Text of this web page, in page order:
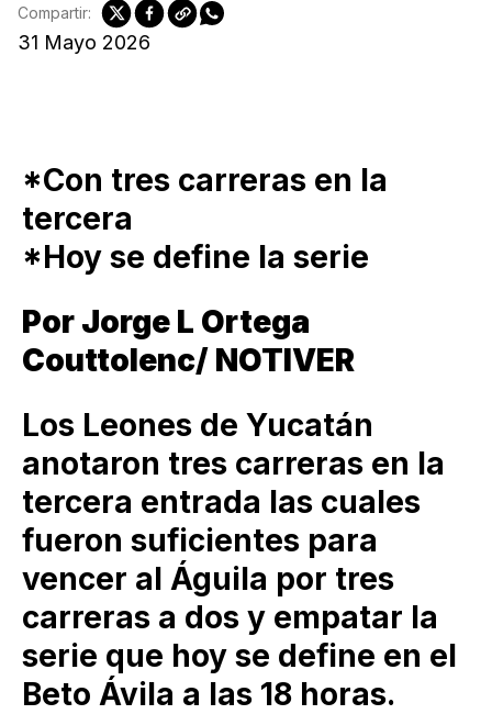
31 Mayo 2026
Compartir:
*Con tres carreras en la
tercera
*Hoy se define la serie
Por Jorge L Ortega
Couttolenc/ NOTIVER
Los Leones de Yucatán
anotaron tres carreras en la
tercera entrada las cuales
fueron suficientes para
vencer al Águila por tres
carreras a dos y empatar la
serie que hoy se define en el
Beto Ávila a las 18 horas.